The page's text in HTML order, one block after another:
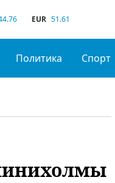
EUR 51.61
Политика Спорт